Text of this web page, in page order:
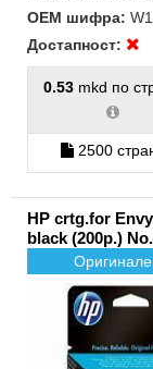
ОЕМ шифра:
Достапност:
0.53 mkd по
2500
HP crtg.for Envy
black (200p.)